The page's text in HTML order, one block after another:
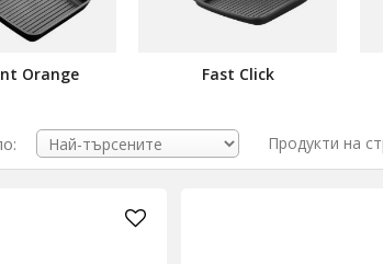
Orange Fast Click
Продукти на